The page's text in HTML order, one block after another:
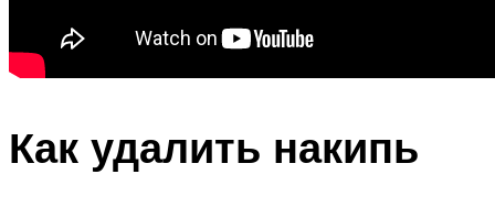
Как удалить накипь